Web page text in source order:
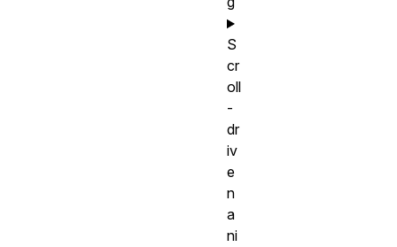
S
cr
oll
-
dr
iv
e
n
a
ni